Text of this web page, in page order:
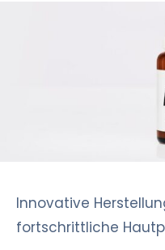
Innovative
fortschrittliche